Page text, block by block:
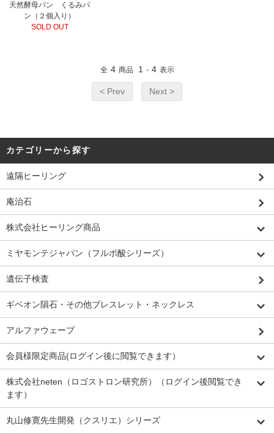
天然酵母パン くるみパ
ン（２個入り）
SOLD OUT
全 4 商品 1 - 4 表示
< Prev Next >
カテゴリーから探す
遠隔ヒーリング
庵治石
株式会社ヒーリング商品
ミヤモンテジャパン（フルボ酸シリーズ）
遺伝子検査
ギベオン隕石・その他ブレスレット・ネックレス
アルファウェーブ
会員様限定商品(ログイン後に閲覧できます）
株式会社neten（ロゴストロン研究所）（ログイン後閲覧でき
ます）
丸山修寛先生開発（クスリエ）シリーズ